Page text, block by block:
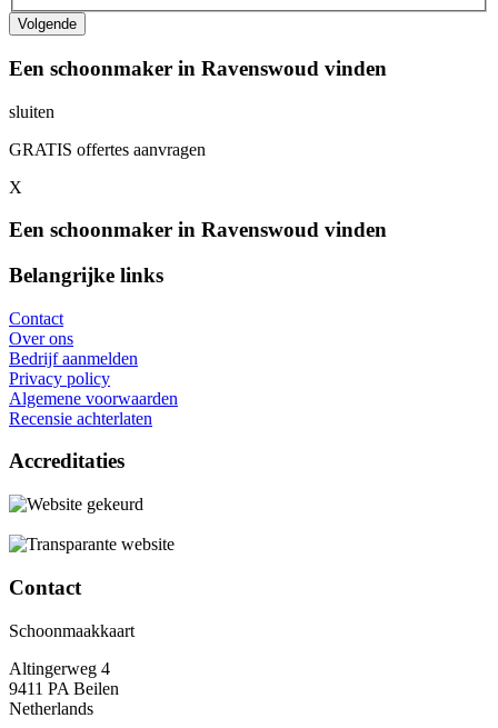
Een schoonmaker in Ravenswoud vinden
sluiten
GRATIS offertes aanvragen
X
Een schoonmaker in Ravenswoud vinden
Belangrijke links
Contact
Over ons
Bedrijf aanmelden
Privacy policy
Algemene voorwaarden
Recensie achterlaten
Accreditaties
Contact
Schoonmaakkaart
Altingerweg 4
9411 PA Beilen
Netherlands